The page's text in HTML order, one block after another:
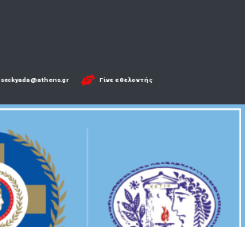
seckyada@athens.gr Γίνε εθελοντής